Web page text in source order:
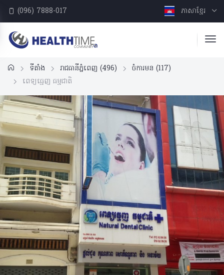
(096) 7888-017 ភាសាខ្មែរ
ទីតាំង រាជធានីភ្នំពេញ (496) ចំការមន (117)
ពេទ្យធ្មេញ ធម្មជាតិ